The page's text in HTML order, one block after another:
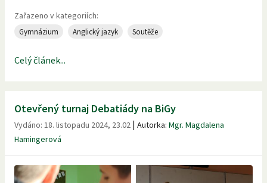
Zařazeno v kategoriích:
Gymnázium Anglický jazyk Soutěže
Celý článek...
Otevřený turnaj Debatiády na BiGy
Vydáno: 18. listopadu 2024, 23.02 | Autorka: Mgr. Magdalena
Hamingerová